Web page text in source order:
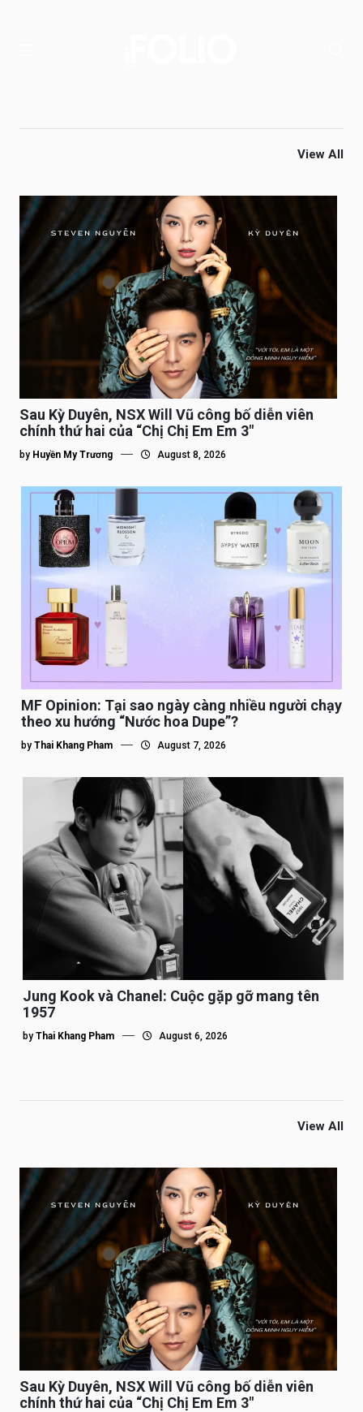
View All
Sau Kỳ Duyên, NSX Will Vũ công bố diễn viên
chính thứ hai của “Chị Chị Em Em 3″
by Huyền My Trương August 8, 2026
MF Opinion: Tại sao ngày càng nhiều người chạy
theo xu hướng “Nước hoa Dupe”?
by Thai Khang Pham August 7, 2026
Jung Kook và Chanel: Cuộc gặp gỡ mang tên
1957
by Thai Khang Pham August 6, 2026
View All
Sau Kỳ Duyên, NSX Will Vũ công bố diễn viên
chính thứ hai của “Chị Chị Em Em 3″